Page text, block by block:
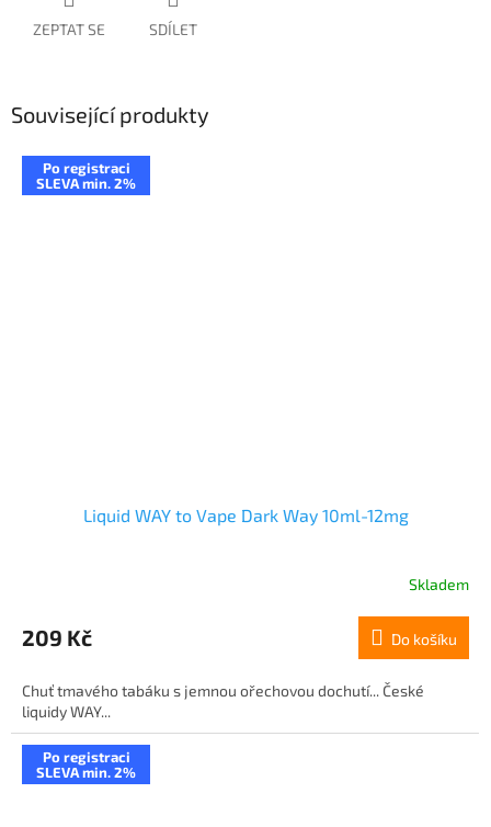
ZEPTAT SE SDÍLET
Související produkty
Po registraci
SLEVA min. 2%
Liquid WAY to Vape Dark Way 10ml-12mg
Skladem
209 Kč Do košíku
Chuť tmavého tabáku s jemnou ořechovou dochutí... České
liquidy WAY...
Po registraci
SLEVA min. 2%